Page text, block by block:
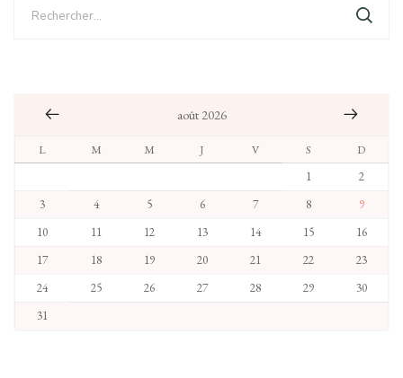
août 2026
L M M J V S
D
1
2
3
4 5 6 7 8
9
10
11 12 13 14 15
16
17
18 19 20 21 22
23
24
25 26 27 28 29
30
31